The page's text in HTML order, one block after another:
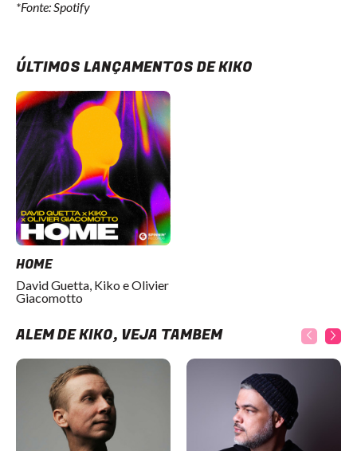
*Fonte: Spotify
ÚLTIMOS LANÇAMENTOS DE KIKO
HOME
David Guetta, Kiko e Olivier
Giacomotto
ALÉM DE KIKO, VEJA TAMBÉM